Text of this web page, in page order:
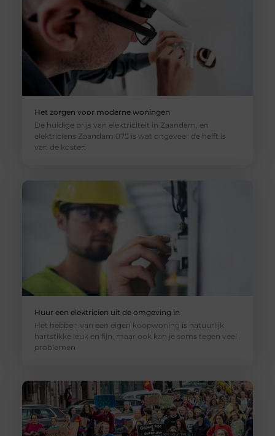
Het zorgen voor moderne woningen
De huidige prijs van elektriciteit in Zaandam, en
elektriciens Zaandam 075 is wat ongeveer de helft is
van de kosten
Huur een elektricien uit de omgeving in
Het hebben van een eigen koopwoning is natuurlijk
hartstikke leuk en fijn, maar ook kan je soms tegen veel
problemen